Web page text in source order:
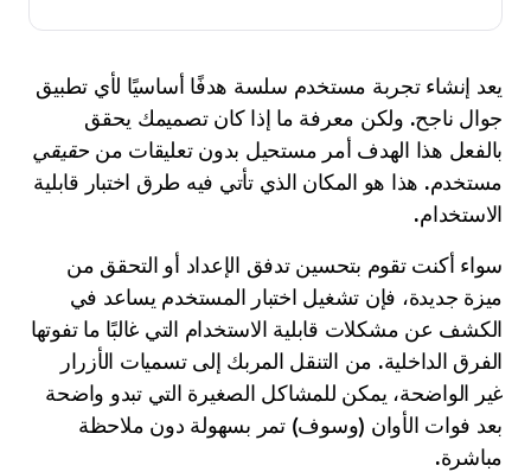
يعد إنشاء تجربة مستخدم سلسة هدفًا أساسيًا لأي تطبيق
جوال ناجح. ولكن معرفة ما إذا كان تصميمك يحقق
بالفعل هذا الهدف أمر مستحيل بدون تعليقات من حقيقي
مستخدم. هذا هو المكان الذي تأتي فيه طرق اختبار قابلية
الاستخدام.
سواء أكنت تقوم بتحسين تدفق الإعداد أو التحقق من
ميزة جديدة، فإن تشغيل اختبار المستخدم يساعد في
الكشف عن مشكلات قابلية الاستخدام التي غالبًا ما تفوتها
الفرق الداخلية. من التنقل المربك إلى تسميات الأزرار
غير الواضحة، يمكن للمشاكل الصغيرة التي تبدو واضحة
بعد فوات الأوان (وسوف) تمر بسهولة دون ملاحظة
مباشرة.